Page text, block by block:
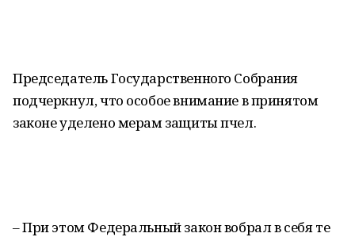
Председатель Государственного Собрания
подчеркнул, что особое внимание в принятом
законе уделено мерам защиты пчел.
– При этом Федеральный закон вобрал в себя те